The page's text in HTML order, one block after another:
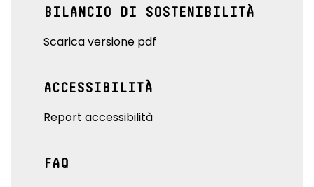
BILANCIO DI SOSTENIBILITÀ
Scarica versione pdf
ACCESSIBILITÀ
Report accessibilità
FAQ